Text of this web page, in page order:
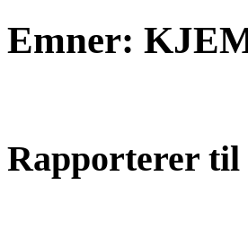
Emner:
Rapporterer til